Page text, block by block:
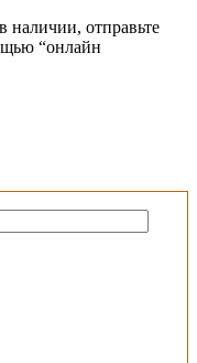
наличии, отправьте
“онлайн